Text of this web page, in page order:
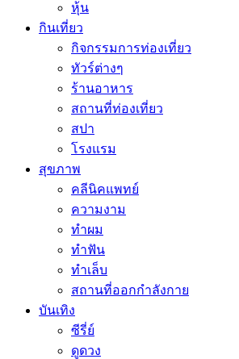
หุ้น
กินเที่ยว
กิจกรรมการท่องเที่ยว
ทัวร์ต่างๆ
ร้านอาหาร
สถานที่ท่องเที่ยว
สปา
โรงแรม
สุขภาพ
คลีนิคแพทย์
ความงาม
ทำผม
ทำฟัน
ทำเล็บ
สถานที่ออกกำลังกาย
บันเทิง
ซีรี่ย์
ดูดวง